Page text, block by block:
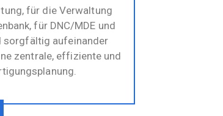
für die Verwaltung
für DNC/MDE und
sorgfältig aufeinander
zentrale, effiziente und